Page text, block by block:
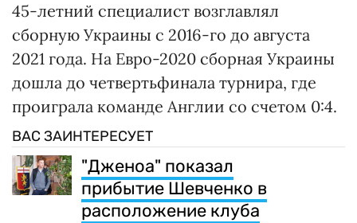
45-летний специалист возглавлял
сборную Украины с 2016-го до августа
2021 года. На Евро-2020 сборная Украины
дошла до четвертьфинала турнира, где
проиграла команде Англии со счетом 0:4.
ВАС ЗАИНТЕРЕСУЕТ
"Дженоа" показал
прибытие Шевченко в
расположение клуба